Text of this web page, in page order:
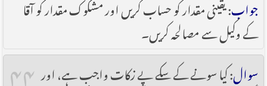
جواب: یقینی مقدار کو حساب کریں اور مشکوک مقدار کو آقا
کے وکیل سے مصالحہ کریں۔
۴۴ سوال: کیا سونے کے سکے پے زکات واجب ہے، اور